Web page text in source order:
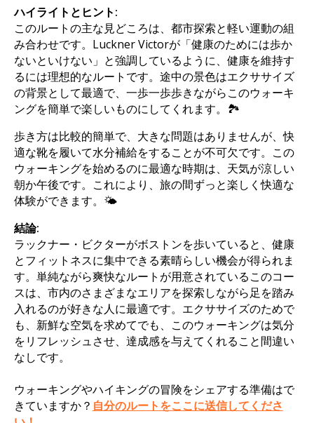
ハイライトとヒント:
このルートの主な見どころは、都市探索と軽い運動の組
み合わせです。Luckner Victorが「健康のためには歩か
ないといけない」と強調しているように、健康を維持す
るには理想的なルートです。途中の景色はエクササイズ
の背景として最適で、一歩一歩歩きながらこのウォーキ
ングを簡単で楽しいものにしてくれます。🏞️
歩き方は比較的簡単で、大きな問題はありませんが、快
適な靴を履いて水分補給をすることが不可欠です。この
ウォーキングを始めるのに最適な時期は、天気が涼しい
朝か午後です。これにより、旅の間ずっと楽しく快適な
体験ができます。🌤️
結論:
ラックナー・ビクターがボストンを歩いていると、健康
とフィットネスに集中できる素晴らしい機会が得られま
す。単純ながら爽快なルートが用意されているこのコー
スは、市内のさまざまなエリアを探索しながら足を踏み
入れるのが好きな人に最適です。エクササイズのためで
も、新鮮な空気を求めてでも、このウォーキングは気分
をリフレッシュさせ、達成感を与えてくれること間違い
なしです。
ウォーキングやハイキングの冒険をシェアする準備はで
きていますか？ 自分のルートをここに送信してくださ